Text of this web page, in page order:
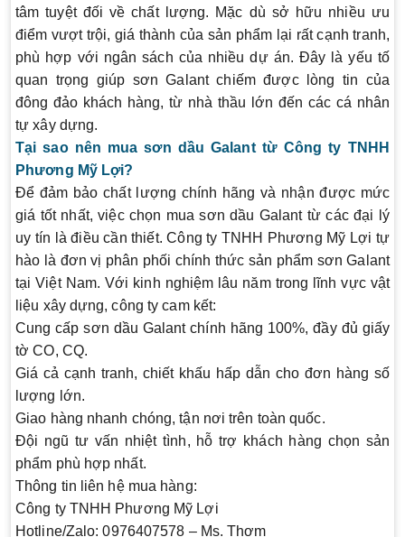
tâm tuyệt đối về chất lượng. Mặc dù sở hữu nhiều ưu
điểm vượt trội, giá thành của sản phẩm lại rất cạnh tranh,
phù hợp với ngân sách của nhiều dự án. Đây là yếu tố
quan trọng giúp sơn Galant chiếm được lòng tin của
đông đảo khách hàng, từ nhà thầu lớn đến các cá nhân
tự xây dựng.
Tại sao nên mua sơn dầu Galant từ Công ty TNHH
Phương Mỹ Lợi?
Để đảm bảo chất lượng chính hãng và nhận được mức
giá tốt nhất, việc chọn mua sơn dầu Galant từ các đại lý
uy tín là điều cần thiết. Công ty TNHH Phương Mỹ Lợi tự
hào là đơn vị phân phối chính thức sản phẩm sơn Galant
tại Việt Nam. Với kinh nghiệm lâu năm trong lĩnh vực vật
liệu xây dựng, công ty cam kết:
Cung cấp sơn dầu Galant chính hãng 100%, đầy đủ giấy
tờ CO, CQ.
Giá cả cạnh tranh, chiết khấu hấp dẫn cho đơn hàng số
lượng lớn.
Giao hàng nhanh chóng, tận nơi trên toàn quốc.
Đội ngũ tư vấn nhiệt tình, hỗ trợ khách hàng chọn sản
phẩm phù hợp nhất.
Thông tin liên hệ mua hàng:
Công ty TNHH Phương Mỹ Lợi
Hotline/Zalo: 0976407578 – Ms. Thơm